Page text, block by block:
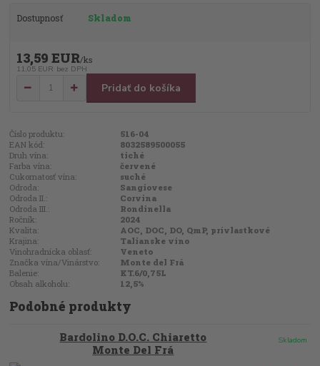
Dostupnosť Skladom
13,59 EUR/ks
11,05 EUR bez DPH
Pridať do košíka
Číslo produktu:
516-04
EAN kód:
8032589500055
Druh vína:
tiché
Farba vína:
červené
Cukornatosť vína:
suché
Odroda:
Sangiovese
Odroda II.:
Corvina
Odroda III.:
Rondinella
Ročník:
2024
Kvalita:
AOC, DOC, DO, QmP, prívlastkové
Krajina:
Talianske víno
Vinohradnícka oblasť:
Veneto
Značka vína/Vinárstvo:
Monte del Frá
Balenie:
KT.6/0,75L
Obsah alkoholu:
12,5%
Podobné produkty
Bardolino D.O.C. Chiaretto
Monte Del Frá
Skladom